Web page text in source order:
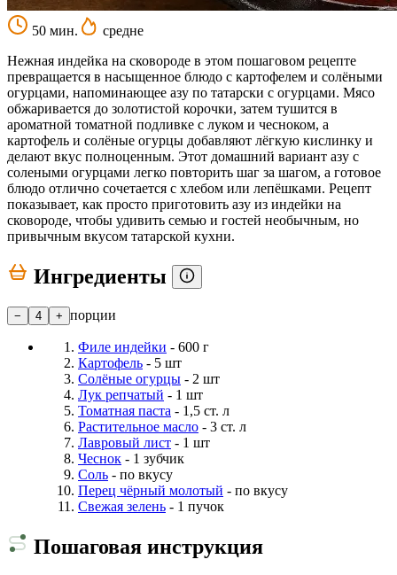
50 мин.
средне
Нежная индейка на сковороде в этом пошаговом рецепте
превращается в насыщенное блюдо с картофелем и солёными
огурцами, напоминающее азу по татарски с огурцами. Мясо
обжаривается до золотистой корочки, затем тушится в
ароматной томатной подливке с луком и чесноком, а
картофель и солёные огурцы добавляют лёгкую кислинку и
делают вкус полноценным. Этот домашний вариант азу с
солеными огурцами легко повторить шаг за шагом, а готовое
блюдо отлично сочетается с хлебом или лепёшками. Рецепт
показывает, как просто приготовить азу из индейки на
сковороде, чтобы удивить семью и гостей необычным, но
привычным вкусом татарской кухни.
Ингредиенты
− 4 + порции
Филе индейки - 600 г
Картофель - 5 шт
Солёные огурцы - 2 шт
Лук репчатый - 1 шт
Томатная паста - 1,5 ст. л
Растительное масло - 3 ст. л
Лавровый лист - 1 шт
Чеснок - 1 зубчик
Соль - по вкусу
Перец чёрный молотый - по вкусу
Свежая зелень - 1 пучок
Пошаговая инструкция